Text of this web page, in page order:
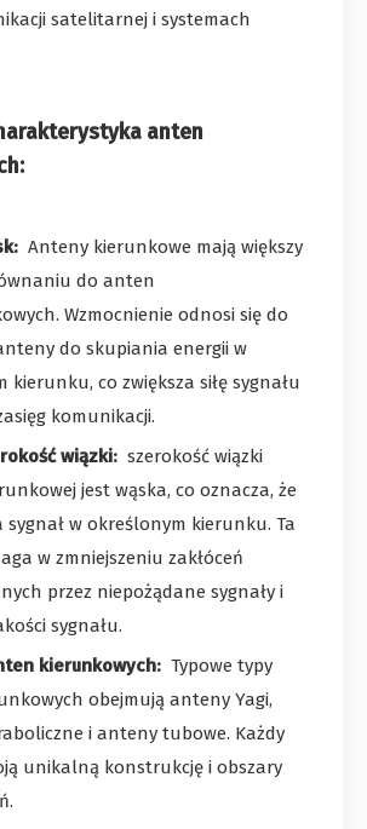
satelitarnej i systemach
anten
Anteny kierunkowe mają większy
do anten
Wzmocnienie odnosi się do
do skupiania energii w
kierunku, co zwiększa siłę sygnału
komunikacji.
wiązki: szerokość wiązki
jest wąska, co oznacza, że
w określonym kierunku. Ta
w zmniejszeniu zakłóceń
przez niepożądane sygnały i
sygnału.
kierunkowych: Typowe typy
obejmują anteny Yagi,
i anteny tubowe. Każdy
unikalną konstrukcję i obszary